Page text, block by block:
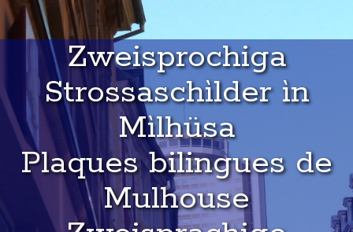
Zweisprochiga
Strossaschìlder ìn
Mìlhüsa
Plaques bilingues de
Mulhouse